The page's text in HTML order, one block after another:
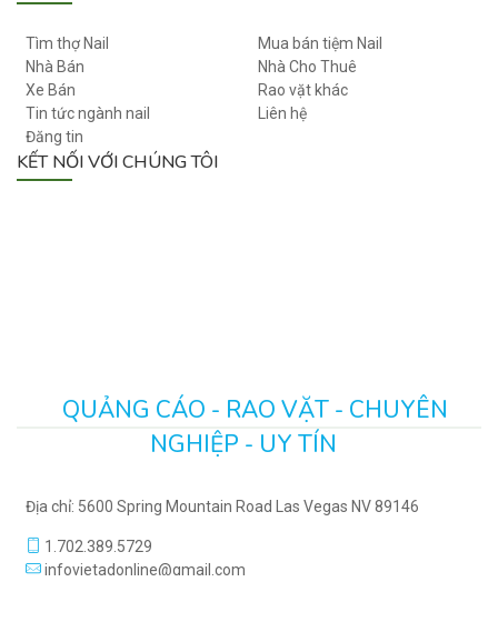
Tìm thợ Nail
Mua bán tiệm Nail
Nhà Bán
Nhà Cho Thuê
Xe Bán
Rao vặt khác
Tin tức ngành nail
Liên hệ
Đăng tin
KẾT NỐI VỚI CHÚNG TÔI
QUẢNG CÁO - RAO VẶT - CHUYÊN
NGHIỆP - UY TÍN
Địa chỉ: 5600 Spring Mountain Road Las Vegas NV 89146
1.702.389.5729
infovietadonline@gmail.com